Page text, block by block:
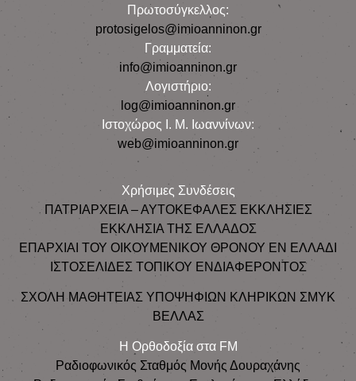
Πρωτοσύγκελλος:
protosigelos@imioanninon.gr
Γραμματεία:
info@imioanninon.gr
Λογιστήριο:
log@imioanninon.gr
Ιστοχώρος Ι. Μ. Ιωαννίνων:
web@imioanninon.gr
Χρήσιμες Συνδέσεις
ΠΑΤΡΙΑΡΧΕΙΑ – ΑΥΤΟΚΕΦΑΛΕΣ ΕΚΚΛΗΣΙΕΣ
ΕΚΚΛΗΣΙΑ ΤΗΣ ΕΛΛΑΔΟΣ
ΕΠΑΡΧΙΑΙ ΤΟΥ ΟΙΚΟΥΜΕΝΙΚΟΥ ΘΡΟΝΟΥ ΕΝ ΕΛΛΑΔΙ
ΙΣΤΟΣΕΛΙΔΕΣ ΤΟΠΙΚΟΥ ΕΝΔΙΑΦΕΡΟΝΤΟΣ
ΣΧΟΛΗ ΜΑΘΗΤΕΙΑΣ ΥΠΟΨΗΦΙΩΝ ΚΛΗΡΙΚΩΝ ΣΜΥΚ
ΒΕΛΛΑΣ
Η Ορθοδοξία στα FM
Ραδιοφωνικός Σταθμός Μονής Δουραχάνης